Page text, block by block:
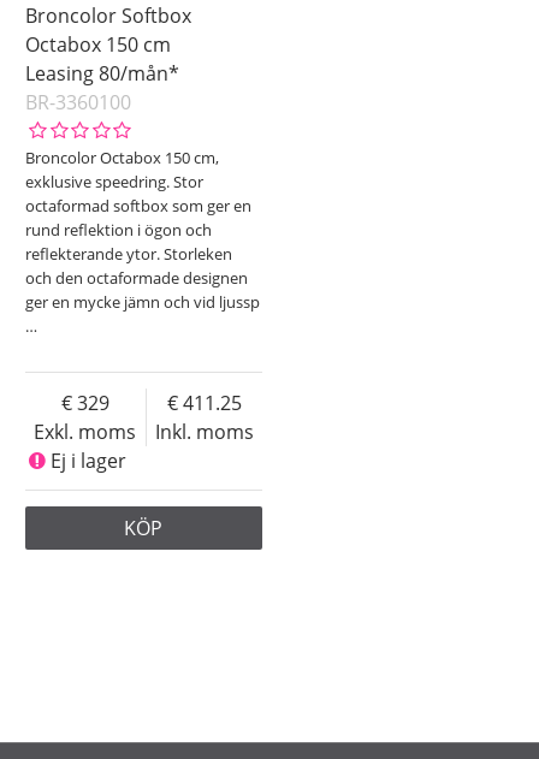
Broncolor Softbox
Octabox 150 cm
Leasing 80/mån*
BR-3360100
Broncolor Octabox 150 cm,
exklusive speedring. Stor
octaformad softbox som ger en
rund reflektion i ögon och
reflekterande ytor. Storleken
och den octaformade designen
ger en mycke jämn och vid ljussp
…
Exkl. moms
329
Inkl. moms
411.25
Ej i lager
KÖP